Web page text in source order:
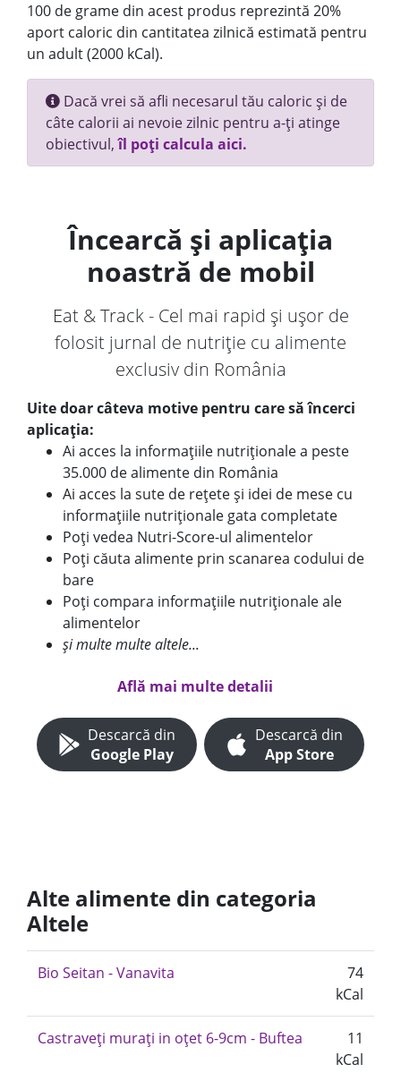
100 de grame din acest produs reprezintă 20%
aport caloric din cantitatea zilnică estimată pentru
un adult (2000 kCal).
Dacă vrei să afli necesarul tău caloric și de
câte calorii ai nevoie zilnic pentru a-ți atinge
obiectivul,îl poți calcula aici.
Încearcă și aplicația
noastră de mobil
Eat & Track - Cel mai rapid și ușor de
folosit jurnal de nutriție cu alimente
exclusiv din România
Uite doar câteva motive pentru care să încerci
aplicația:
Ai acces la informațiile nutriționale a peste
35.000 de alimente din România
Ai acces la sute de rețete și idei de mese cu
informațiile nutriționale gata completate
Poți vedea Nutri-Score-ul alimentelor
Poți căuta alimente prin scanarea codului de
bare
Poți compara informațiile nutriționale ale
alimentelor
și multe multe altele...
Află mai multe detalii
Descarcă din
Google Play
Descarcă din
App Store
Alte alimente din categoria
Altele
Bio Seitan - Vanavita
74
kCal
Castraveți murați in oțet 6-9cm - Buftea
11
kCal